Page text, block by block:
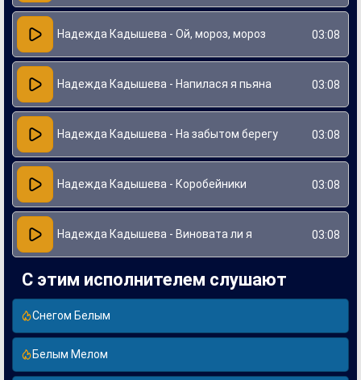
Надежда Кадышева - Ой, мороз, мороз 03:08
Надежда Кадышева - Напилася я пьяна 03:08
Надежда Кадышева - На забытом берегу 03:08
Надежда Кадышева - Коробейники 03:08
Надежда Кадышева - Виновата ли я 03:08
С этим исполнителем слушают
Снегом Белым
Белым Мелом